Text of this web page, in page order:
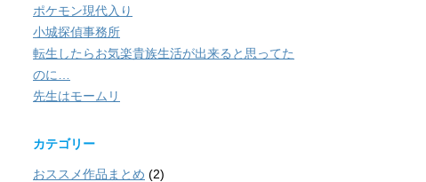
ポケモン現代入り
小城探偵事務所
転生したらお気楽貴族生活が出来ると思ってた
のに…
先生はモームリ
カテゴリー
おススメ作品まとめ (2)